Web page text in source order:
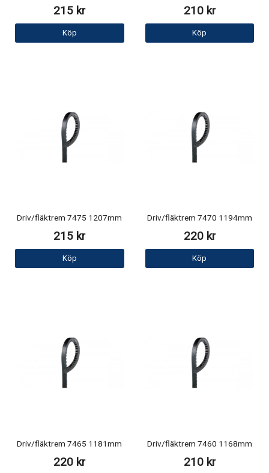
215 kr
Köp
210 kr
Köp
Driv/fläktrem 7475 1207mm
215 kr
Köp
Driv/fläktrem 7470 1194mm
220 kr
Köp
Driv/fläktrem 7465 1181mm
220 kr
Driv/fläktrem 7460 1168mm
210 kr